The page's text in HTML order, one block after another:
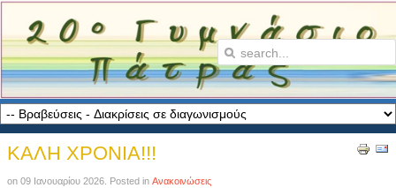
ΚΑΛΗ ΧΡΟΝΙΑ!!!
on 09 Ιανουαρίου 2026 . Posted in Ανακοινώσεις